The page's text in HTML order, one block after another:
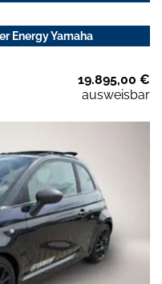
Energy Yamaha
19.895,00 €
ausweisbar